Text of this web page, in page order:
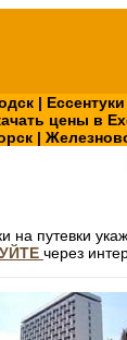
| Ессентуки
цены в
|
на путевки
через